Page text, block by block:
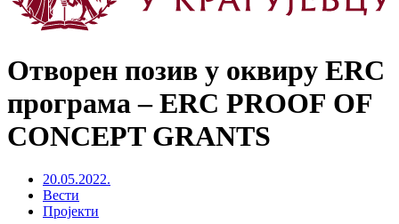
Отворен позив у оквиру ERC
програма – ERC PROOF OF
CONCEPT GRANTS
20.05.2022.
Вести
Пројекти